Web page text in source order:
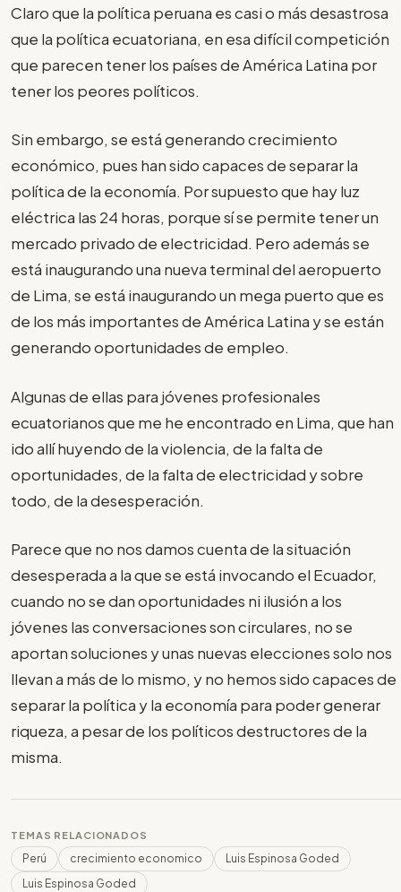
Claro que la política peruana es casi o más desastrosa
que la política ecuatoriana, en esa difícil competición
que parecen tener los países de América Latina por
tener los peores políticos.
Sin embargo, se está generando crecimiento
económico, pues han sido capaces de separar la
política de la economía. Por supuesto que hay luz
eléctrica las 24 horas, porque sí se permite tener un
mercado privado de electricidad. Pero además se
está inaugurando una nueva terminal del aeropuerto
de Lima, se está inaugurando un mega puerto que es
de los más importantes de América Latina y se están
generando oportunidades de empleo.
Algunas de ellas para jóvenes profesionales
ecuatorianos que me he encontrado en Lima, que han
ido allí huyendo de la violencia, de la falta de
oportunidades, de la falta de electricidad y sobre
todo, de la desesperación.
Parece que no nos damos cuenta de la situación
desesperada a la que se está invocando el Ecuador,
cuando no se dan oportunidades ni ilusión a los
jóvenes las conversaciones son circulares, no se
aportan soluciones y unas nuevas elecciones solo nos
llevan a más de lo mismo, y no hemos sido capaces de
separar la política y la economía para poder generar
riqueza, a pesar de los políticos destructores de la
misma.
TEMAS RELACIONADOS
Perú crecimiento economico
Luis Espinosa Goded
Luis Espinosa Goded